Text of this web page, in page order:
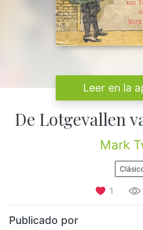
Leer en la
De Lotgevallen
Mark
1
Publicado por